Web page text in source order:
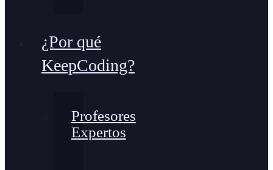
¿Por qué
KeepCoding?
Profesores
Expertos